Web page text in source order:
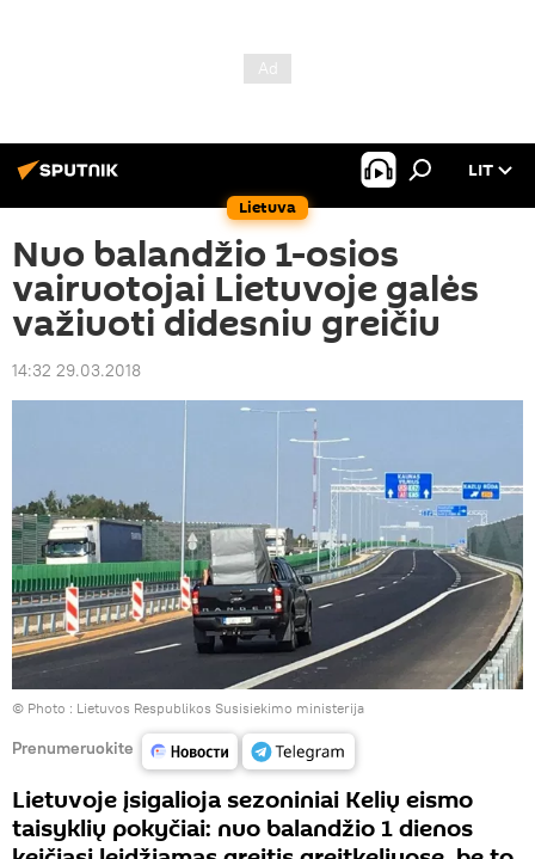
Lietuva
LIT
Nuo balandžio 1-osios
vairuotojai Lietuvoje galės
važiuoti didesniu greičiu
14:32 29.03.2018
© Photo : Lietuvos Respublikos Susisiekimo ministerija
Prenumeruokite
Lietuvoje įsigalioja sezoniniai Kelių eismo
taisyklių pokyčiai: nuo balandžio 1 dienos